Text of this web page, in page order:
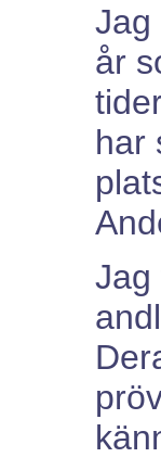
Jag
år
har
Jag